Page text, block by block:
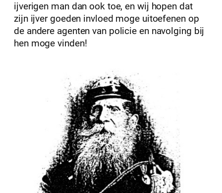
ijverigen man dan ook toe, en wij hopen dat
zijn ijver goeden invloed moge uitoefenen op
de andere agenten van policie en navolging bij
hen moge vinden!